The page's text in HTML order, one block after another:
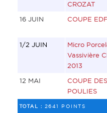
CROZAT
16 JUIN COUPE EDF
1/2 JUIN
Micro
Vassivière
2013
12 MAI
COUPE DES
POULIES
TOTAL : 2641 POINTS